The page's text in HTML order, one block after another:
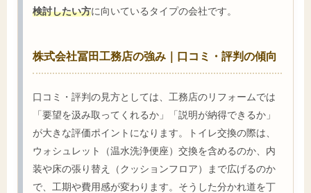
検討したい方に向いているタイプの会社です。
株式会社冨田工務店の強み｜口コミ・評判の傾向
口コミ・評判の見方としては、工務店のリフォームでは
「要望を汲み取ってくれるか」「説明が納得できるか」
が大きな評価ポイントになります。トイレ交換の際は、
ウォシュレット（温水洗浄便座）交換を含めるのか、内
装や床の張り替え（クッションフロア）まで広げるのか
で、工期や費用感が変わります。そうした分かれ道を丁